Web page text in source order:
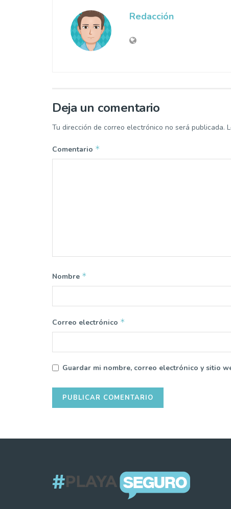
Redacción
Deja un comentario
Tu dirección de correo electrónico no será publicada.
Comentario *
Nombre *
Correo electrónico *
Guardar mi nombre, correo electrónico y sitio